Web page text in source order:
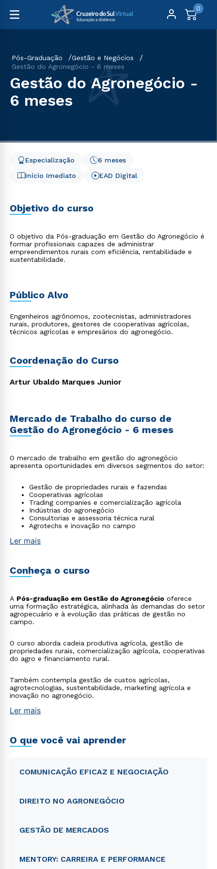
0
Pós-Graduação
Gestão e Negócios
Gestão do Agronegócio - 6 meses
Gestão do Agronegócio -
6 meses
Início Imediato
6 meses
Especialização
EAD Digital
Objetivo do curso
O objetivo da Pós-graduação em Gestão do Agronegócio é
formar profissionais capazes de administrar
empreendimentos rurais com eficiência, rentabilidade e
sustentabilidade.
Público Alvo
Engenheiros agrônomos, zootecnistas, administradores
rurais, produtores, gestores de cooperativas agrícolas,
técnicos agrícolas e empresários do agronegócio.
Coordenação do Curso
Artur Ubaldo Marques Junior
Mercado de Trabalho do curso de
Gestão do Agronegócio - 6 meses
O mercado de trabalho em gestão do agronegócio
apresenta oportunidades em diversos segmentos do setor:
Gestão de propriedades rurais e fazendas
Cooperativas agrícolas
Trading companies e comercialização agrícola
Indústrias do agronegócio
Consultorias e assessoria técnica rural
Agrotechs e inovação no campo
Ler mais
Conheça o curso
A Pós-graduação em Gestão do Agronegócio oferece
uma formação estratégica, alinhada às demandas do setor
agropecuário e à evolução das práticas de gestão no
campo.
O curso aborda cadeia produtiva agrícola, gestão de
propriedades rurais, comercialização agrícola, cooperativas
do agro e financiamento rural.
Também contempla gestão de custos agrícolas,
agrotecnologias, sustentabilidade, marketing agrícola e
inovação no agronegócio.
Ler mais
O que você vai aprender
COMUNICAÇÃO EFICAZ E NEGOCIAÇÃO
DIREITO NO AGRONEGÓCIO
GESTÃO DE MERCADOS
MENTORY: CARREIRA E PERFORMANCE